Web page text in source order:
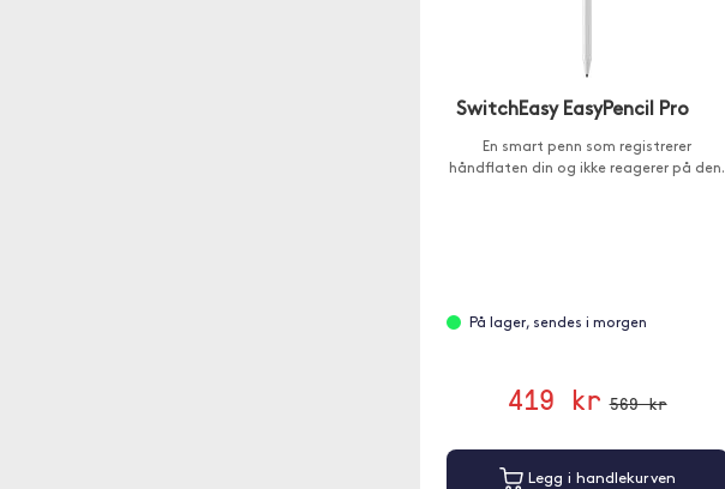
SwitchEasy EasyPencil Pro
En smart penn som registrerer
håndflaten din og ikke reagerer på den.
På lager, sendes i morgen
419 kr 569 kr
Legg i handlekurven